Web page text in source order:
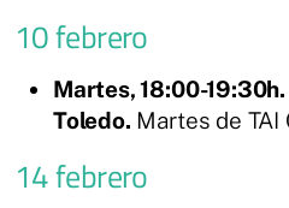
10 febrero
Martes, 18:00-
Toledo. Martes de TAI
14 febrero